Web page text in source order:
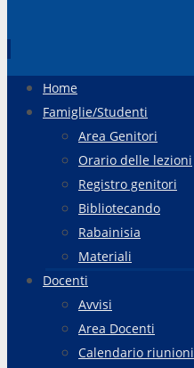
contenuto
Home
Famiglie/Studenti
Area Genitori
Orario delle lezioni
Registro genitori
Bibliotecando
Rabainisia
Materiali
Docenti
Avvisi
Area Docenti
Calendario riunioni